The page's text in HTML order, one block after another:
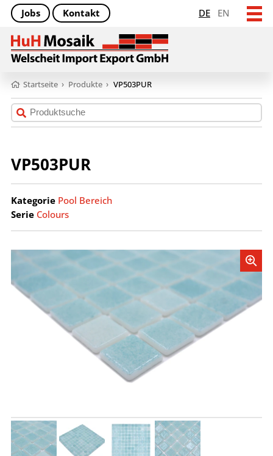
DE EN
Jobs Kontakt
Startseite › Produkte › VP503PUR
VP503PUR
Kategorie Pool Bereich
Serie Colours